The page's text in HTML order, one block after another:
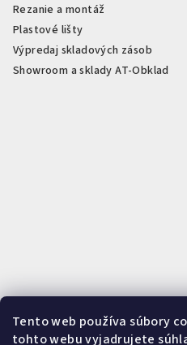
Tento web používa súbory
tohto webu vyjadrujete
Rezanie a montáž
Plastové lišty
Výpredaj skladových zásob
Showroom a sklady AT-Obklad
Rezanie na mieru podľa vašich